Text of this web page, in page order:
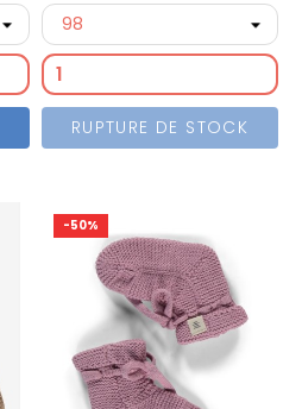
RUPTURE DE STOCK
-50%